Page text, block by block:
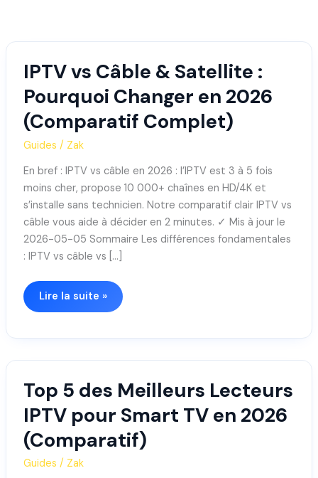
contenu
IPTV vs Câble & Satellite :
Pourquoi Changer en 2026
(Comparatif Complet)
Guides / Zak
En bref : IPTV vs câble en 2026 : l’IPTV est 3 à 5 fois
moins cher, propose 10 000+ chaînes en HD/4K et
s’installe sans technicien. Notre comparatif clair IPTV vs
câble vous aide à décider en 2 minutes. ✓ Mis à jour le
2026-05-05 Sommaire Les différences fondamentales
: IPTV vs câble vs […]
IPTV
Câble
&
Satellite
:
Pourquoi
Changer
en
2026
(Comparatif
Complet)
Lire la suite »
Top 5 des Meilleurs Lecteurs
IPTV pour Smart TV en 2026
(Comparatif)
Guides / Zak
Top
des
Meilleurs
Lecteurs
IPTV